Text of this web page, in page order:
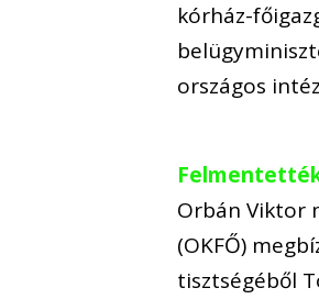
kórház-
országos
Orbán Viktor
(OKFŐ)
tisztségéből